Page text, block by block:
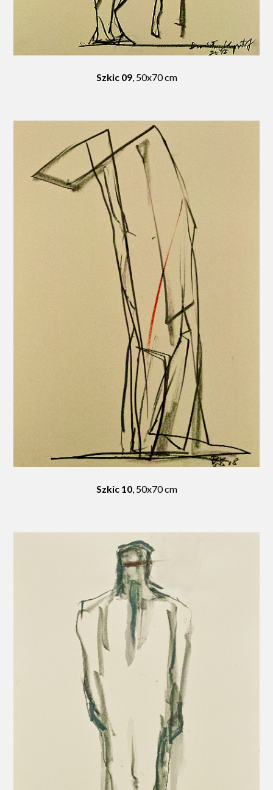
Szkic 09, 50x70 cm
Szkic 10, 50x70 cm